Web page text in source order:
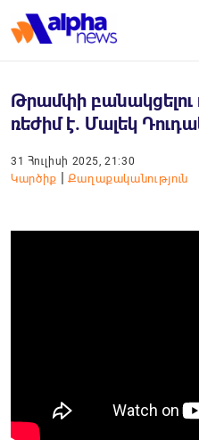
Թրամփի բանակցելու
ռեժիմ է. Մալեկ
31 Հուլիսի 2025, 21:30
Կարծիք | Քաղաքականություն